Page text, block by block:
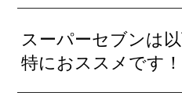
スーパーセブンは
特におススメです！